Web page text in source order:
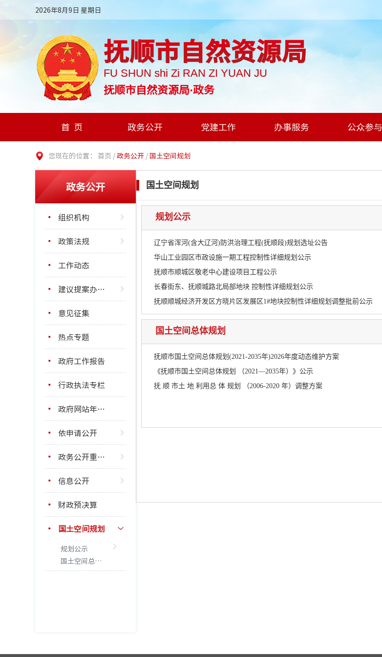
2026年8月9日 星期日
抚顺市自然资源局
FU SHUN shi Zi RAN ZI YUAN JU
抚顺市自然资源局·政务
首页 政务公开 党建工作 办事服务 公众参与
您现在的位置： 首页 /政务公开 / 国土空间规划
政务公开
组织机构
政策法规
工作动态
建议提案办理结果公开
意见征集
热点专题
政府工作报告
行政执法专栏
政府网站年度报表
依申请公开
政务公开重点工作
信息公开
财政预决算
国土空间规划
规划公示
国土空间总体规划
国土空间规划
规划公示
辽宁省浑河(含大辽河)防洪治理工程(抚顺段)规划选址公告
华山工业园区市政设施一期工程控制性详细规划公示
抚顺市顺城区敬老中心建设项目工程公示
长春街东、抚顺城路北局部地块 控制性详细规划公示
抚顺顺城经济开发区方晓片区发展区1#地块控制性详细规划调整批前公示
国土空间总体规划
抚顺市国土空间总体规划(2021-2035年)2026年度动态维护方案
《抚顺市国土空间总体规划 （2021—2035年）》公示
抚 顺 市土 地 利用总 体 规划 （2006-2020 年）调整方案